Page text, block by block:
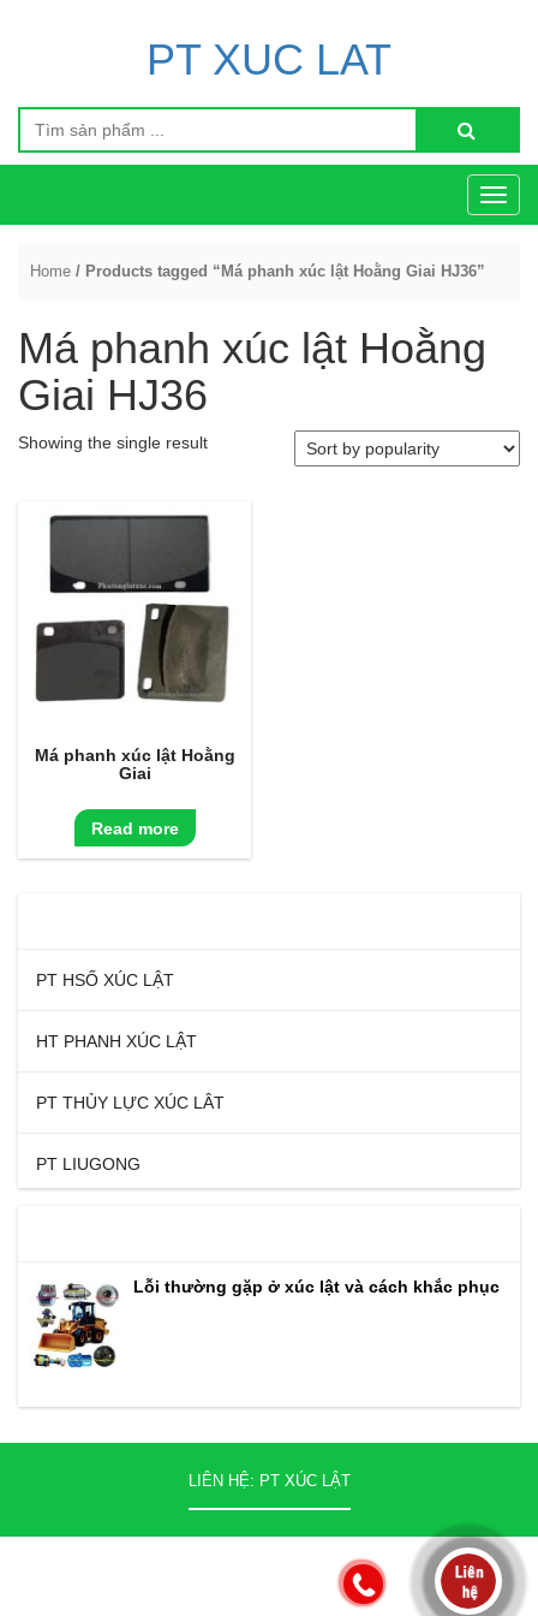
PT XUC LAT
Home / Products tagged “Má phanh xúc lật Hoằng Giai HJ36”
Má phanh xúc lật Hoằng
Giai HJ36
Showing the single result
Má phanh xúc lật Hoằng
Giai
Read more
PT HSỐ XÚC LẬT
HT PHANH XÚC LẬT
PT THỦY LỰC XÚC LÂT
PT LIUGONG
Lỗi thường gặp ở xúc lật và cách khắc phục
LIÊN HỆ: PT XÚC LẬT
© Copyright 2016 by Công Nghệ - Một sản phẩm Demo của Lindo